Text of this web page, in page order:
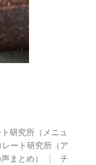
研究所（メニュ
レート研究所（ア
まとめ）
チ